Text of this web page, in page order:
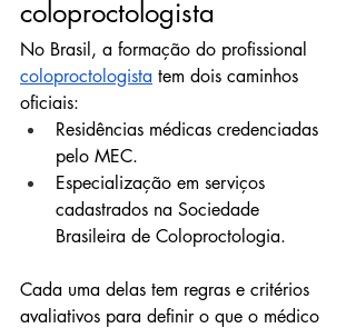
coloproctologista
No Brasil, a formação do profissional
coloproctologista tem dois caminhos
oficiais:
Residências médicas credenciadas
pelo MEC.
Especialização em serviços
cadastrados na Sociedade
Brasileira de Coloproctologia.
Cada uma delas tem regras e critérios
avaliativos para definir o que o médico